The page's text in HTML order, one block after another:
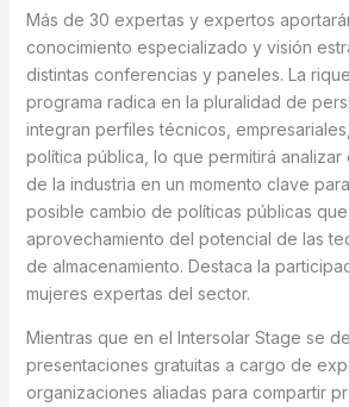
Más de 30 expertas y expertos
conocimiento especializado y visión
distintas conferencias y paneles. La
programa radica en la pluralidad de
integran perfiles técnicos,
política pública, lo que permitirá
de la industria en un momento clave
posible cambio de políticas públicas
aprovechamiento del potencial de las
de almacenamiento. Destaca la
mujeres expertas del sector.
Mientras que en el Intersolar Stage se
presentaciones gratuitas a cargo de
organizaciones aliadas para compartir